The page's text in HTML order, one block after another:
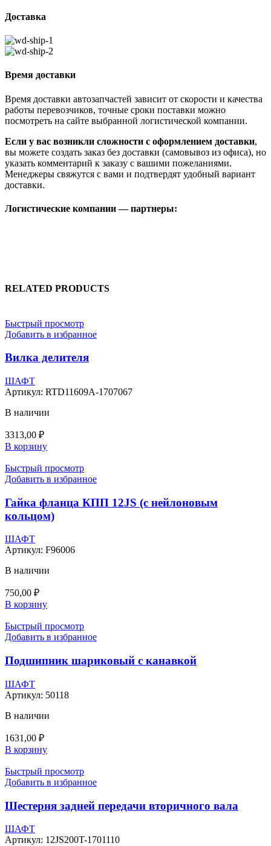
Доставка
Время доставки
Время доставки автозапчастей зависит от скорости и качества
работы перевозчиков, точные сроки поставки можно
посмотреть на сайте выбранной логистической компании.
Если у вас возникли сложности с оформлением доставки,
вы можете создать заказ без доставки (самовывоз из офиса), но
указать комментарий к заказу с вашими пожеланиями.
Менеджеры свяжутся с вами и подтвердят удобный вариант
доставки.
Логистические компании — партнеры:
RELATED PRODUCTS
Быстрый просмотр
Добавить в избранное
Вилка делителя
ШАФТ
Артикул: RTD11609A-1707067
В наличии
3313,00 ₽
В корзину
Быстрый просмотр
Добавить в избранное
Гайка фланца КПП 12JS (с нейлоновым
кольцом)
ШАФТ
Артикул: F96006
В наличии
750,00 ₽
В корзину
Быстрый просмотр
Добавить в избранное
Подшипник шариковый с канавкой
ШАФТ
Артикул: 50118
В наличии
1631,00 ₽
В корзину
Быстрый просмотр
Добавить в избранное
Шестерня задней передачи вторичного вала
ШАФТ
Артикул: 12JS200T-1701110